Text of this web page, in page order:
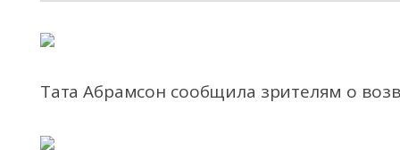
Тата Абрамсон сообщила зрителям о